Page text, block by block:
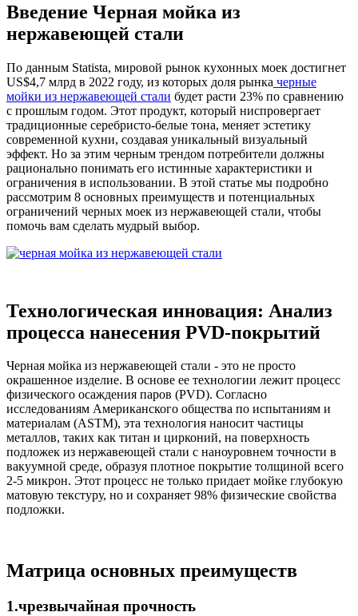
Введение Черная мойка из
нержавеющей стали
По данным Statista, мировой рынок кухонных моек достигнет
US$4,7 млрд в 2022 году, из которых доля рынка черные
мойки из нержавеющей стали будет расти 23% по сравнению
с прошлым годом. Этот продукт, который ниспровергает
традиционные серебристо-белые тона, меняет эстетику
современной кухни, создавая уникальный визуальный
эффект. Но за этим черным трендом потребители должны
рационально понимать его истинные характеристики и
ограничения в использовании. В этой статье мы подробно
рассмотрим 8 основных преимуществ и потенциальных
ограничений черных моек из нержавеющей стали, чтобы
помочь вам сделать мудрый выбор.
Технологическая инновация: Анализ
процесса нанесения PVD-покрытий
Черная мойка из нержавеющей стали - это не просто
окрашенное изделие. В основе ее технологии лежит процесс
физического осаждения паров (PVD). Согласно
исследованиям Американского общества по испытаниям и
материалам (ASTM), эта технология наносит частицы
металлов, таких как титан и цирконий, на поверхность
подложек из нержавеющей стали с наноуровнем точности в
вакуумной среде, образуя плотное покрытие толщиной всего
2-5 микрон. Этот процесс не только придает мойке глубокую
матовую текстуру, но и сохраняет 98% физические свойства
подложки.
Матрица основных преимуществ
1.чрезвычайная прочность